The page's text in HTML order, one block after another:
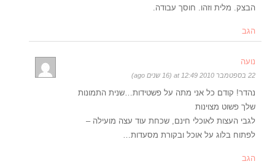
הבצק. מלית וזהו. חוסך עבודה.
הגב
נועה
22 בספטמבר 2010 at 12:49 (16 שנים ago)
נהדר! קודם כל אני מתה על פשטידות…שנית התמונות
שלך פשוט מצוינות
לגבי העצות לאוכלי חינם, שכחת עוד עצה מועילה –
לפתוח בלוג על אוכל ובקורת מסעדות…
הגב